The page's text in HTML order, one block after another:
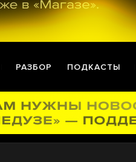
РАЗБОР ПОДКАСТЫ